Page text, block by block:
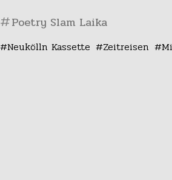
#
Neukölln Kassette Zeitreisen